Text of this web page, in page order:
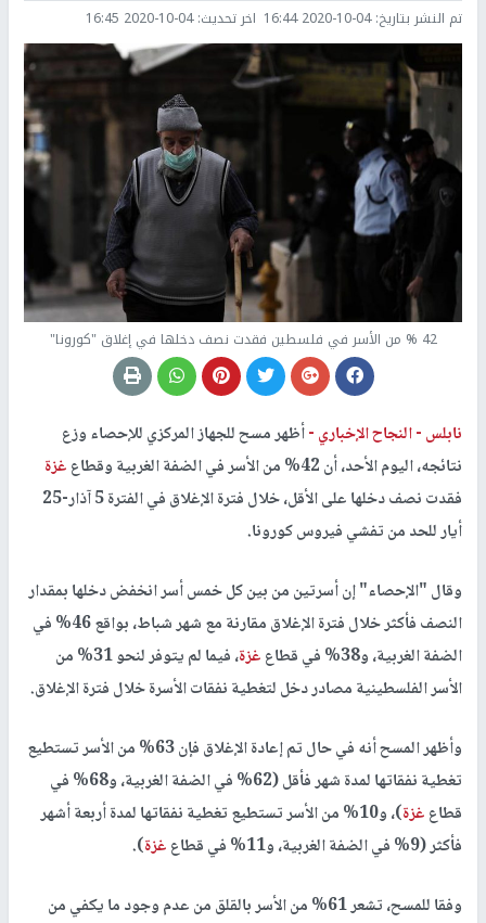
تم النشر بتاريخ:2020-10-04 16:44 اخر تحديث:2020-10-04 16:45
42 % من الأسر في فلسطين فقدت نصف دخلها في إغلاق "كورونا"
نابلس -النجاح الإخباري -أظهر مسح للجهاز المركزي للإحصاء وزع
نتائجه، اليوم الأحد، أن 42% من الأسر في الضفة الغربية وقطاع
غزة
فقدت نصف دخلها على الأقل، خلال فترة الإغلاق في الفترة 5 آذار-25
أيار للحد من تفشي فيروس كورونا.
وقال "الإحصاء" إن أسرتين من بين كل خمس أسر انخفض دخلها بمقدار
النصف فأكثر خلال فترة الإغلاق مقارنة مع شهر شباط، بواقع 46% في
الضفة الغربية، و38% في قطاع
غزة
، فيما لم يتوفر لنحو 31% من
الأسر الفلسطينية مصادر دخل لتغطية نفقات الأسرة خلال فترة الإغلاق.
وأظهر المسح أنه في حال تم إعادة الإغلاق فإن 63% من الأسر تستطيع
تغطية نفقاتها لمدة شهر فأقل (62% في الضفة الغربية، و68% في
قطاعغزة
)، و10% من الأسر تستطيع تغطية نفقاتها لمدة أربعة أشهر
فأكثر (9% في الضفة الغربية، و11% في قطاع
غزة).
وفقا للمسح، تشعر 61% من الأسر بالقلق من عدم وجود ما يكفي من